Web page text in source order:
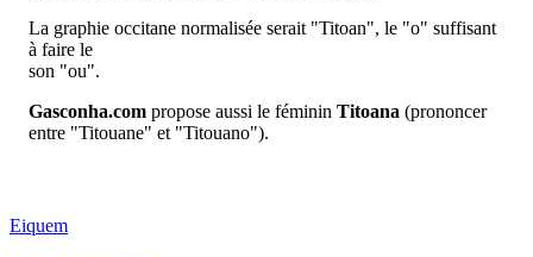
La graphie occitane normalisée serait "Titoan", le "o" suffisant
à faire le
son "ou".
Gasconha.com propose aussi le féminin Titoana (prononcer
entre "Titouane" et "Titouano").
Eiquem